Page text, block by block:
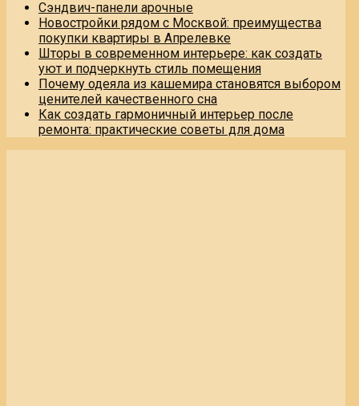
Сэндвич-панели арочные
Новостройки рядом с Москвой: преимущества
покупки квартиры в Апрелевке
Шторы в современном интерьере: как создать
уют и подчеркнуть стиль помещения
Почему одеяла из кашемира становятся выбором
ценителей качественного сна
Как создать гармоничный интерьер после
ремонта: практические советы для дома